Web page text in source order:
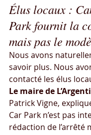
Élus locaux :
Park fournit la
mais pas le
Nous avons
savoir plus. Nous
contacté les élus
Le maire de
Patrick Vigne,
Car Park n’est pas
rédaction de l’arrêté